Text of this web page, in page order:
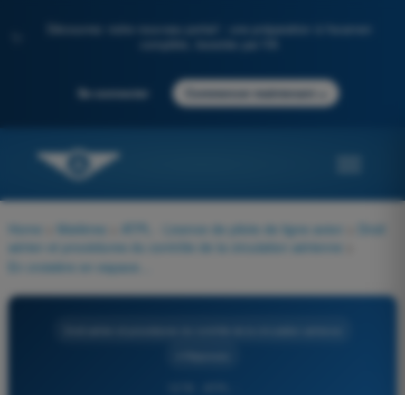
Découvrez notre nouveau portail : une préparation à l'examen
Se connecter Commencer maintenant
Home Matières ATPL - Licence de pilote de ligne avion
Droit
aérien et procédures du contrôle de la circulation aérienne